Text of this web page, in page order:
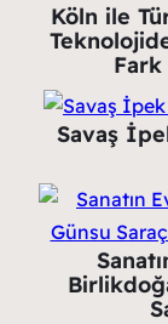
Köln ile
Fark
Savaş